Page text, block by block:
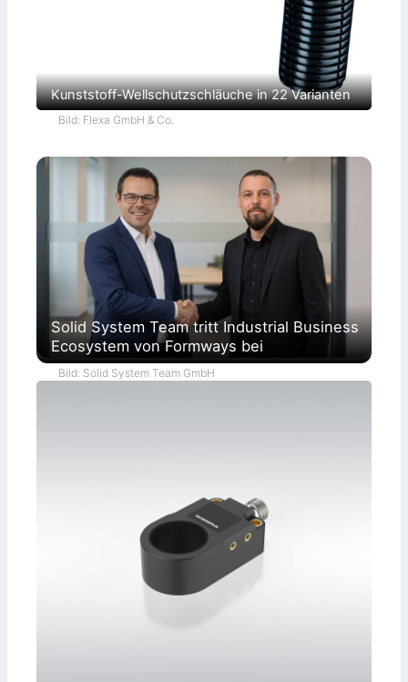
Kunststoff-Wellschutzschläuche in 22 Varianten
Bild: Flexa GmbH & Co.
Solid System Team tritt Industrial Business
Ecosystem von Formways bei
Bild: Solid System Team GmbH